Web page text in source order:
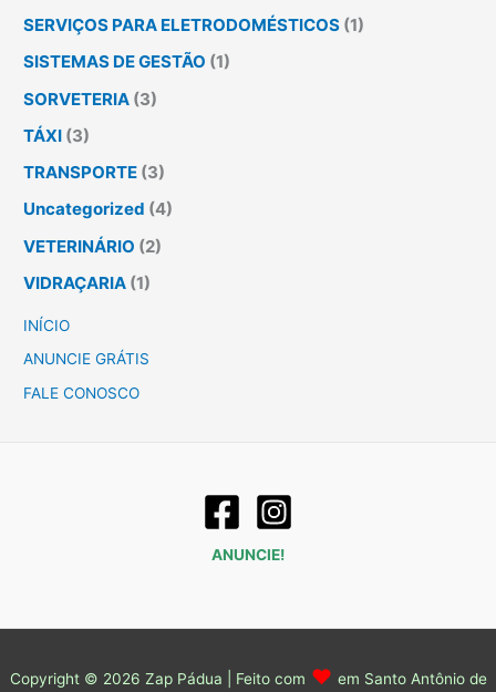
SERVIÇOS PARA ELETRODOMÉSTICOS (1)
SISTEMAS DE GESTÃO (1)
SORVETERIA (3)
TÁXI (3)
TRANSPORTE (3)
Uncategorized (4)
VETERINÁRIO (2)
VIDRAÇARIA (1)
INÍCIO
ANUNCIE GRÁTIS
FALE CONOSCO
ANUNCIE!
Copyright © 2026 Zap Pádua | Feito com ♥ em Santo Antônio de